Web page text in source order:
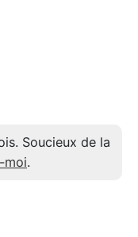
Soucieux de la
moi.